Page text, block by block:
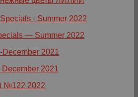
— Summer 2022
2021